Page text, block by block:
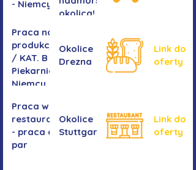
- Niemcy
okolica!
Praca na
produkcji
/ KAT. B -
Piekarnia
Niemcy
Okolice
Drezna
Link do
oferty
Praca w
restauracji
- praca dla
par
Okolice
Stuttgartu
Link do
oferty